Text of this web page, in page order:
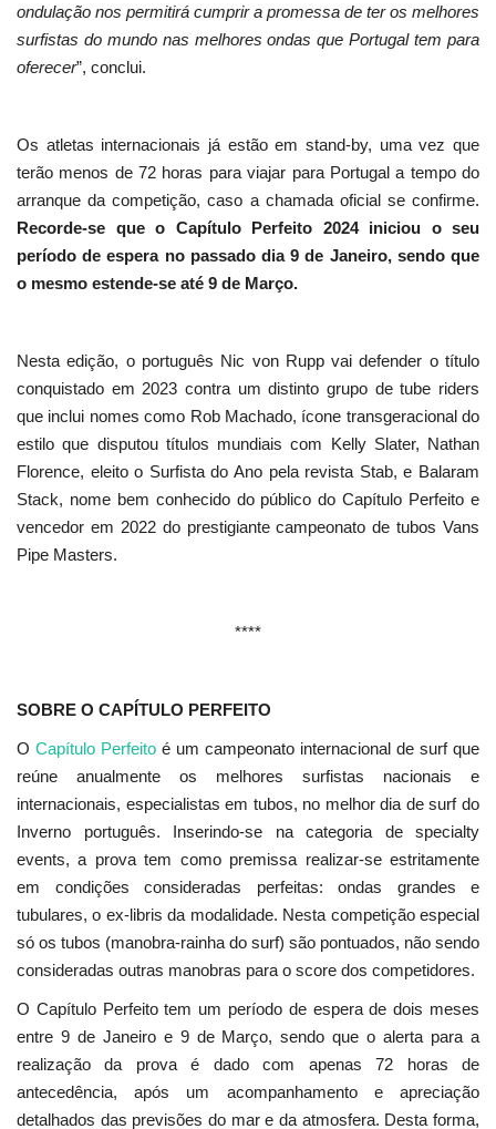
ondulação nos permitirá cumprir a promessa de ter os melhores
surfistas do mundo nas melhores ondas que Portugal tem para
oferecer”, conclui.
Os atletas internacionais já estão em stand-by, uma vez que
terão menos de 72 horas para viajar para Portugal a tempo do
arranque da competição, caso a chamada oficial se confirme.
Recorde-se que o Capítulo Perfeito 2024 iniciou o seu
período de espera no passado dia 9 de Janeiro, sendo que
o mesmo estende-se até 9 de Março.
Nesta edição, o português Nic von Rupp vai defender o título
conquistado em 2023 contra um distinto grupo de tube riders
que inclui nomes como Rob Machado, ícone transgeracional do
estilo que disputou títulos mundiais com Kelly Slater, Nathan
Florence, eleito o Surfista do Ano pela revista Stab, e Balaram
Stack, nome bem conhecido do público do Capítulo Perfeito e
vencedor em 2022 do prestigiante campeonato de tubos Vans
Pipe Masters.
****
SOBRE O CAPÍTULO PERFEITO
O Capítulo Perfeito é um campeonato internacional de surf que
reúne anualmente os melhores surfistas nacionais e
internacionais, especialistas em tubos, no melhor dia de surf do
Inverno português. Inserindo-se na categoria de specialty
events, a prova tem como premissa realizar-se estritamente
em condições consideradas perfeitas: ondas grandes e
tubulares, o ex-libris da modalidade. Nesta competição especial
só os tubos (manobra-rainha do surf) são pontuados, não sendo
consideradas outras manobras para o score dos competidores.
O Capítulo Perfeito tem um período de espera de dois meses
entre 9 de Janeiro e 9 de Março, sendo que o alerta para a
realização da prova é dado com apenas 72 horas de
antecedência, após um acompanhamento e apreciação
detalhados das previsões do mar e da atmosfera. Desta forma,